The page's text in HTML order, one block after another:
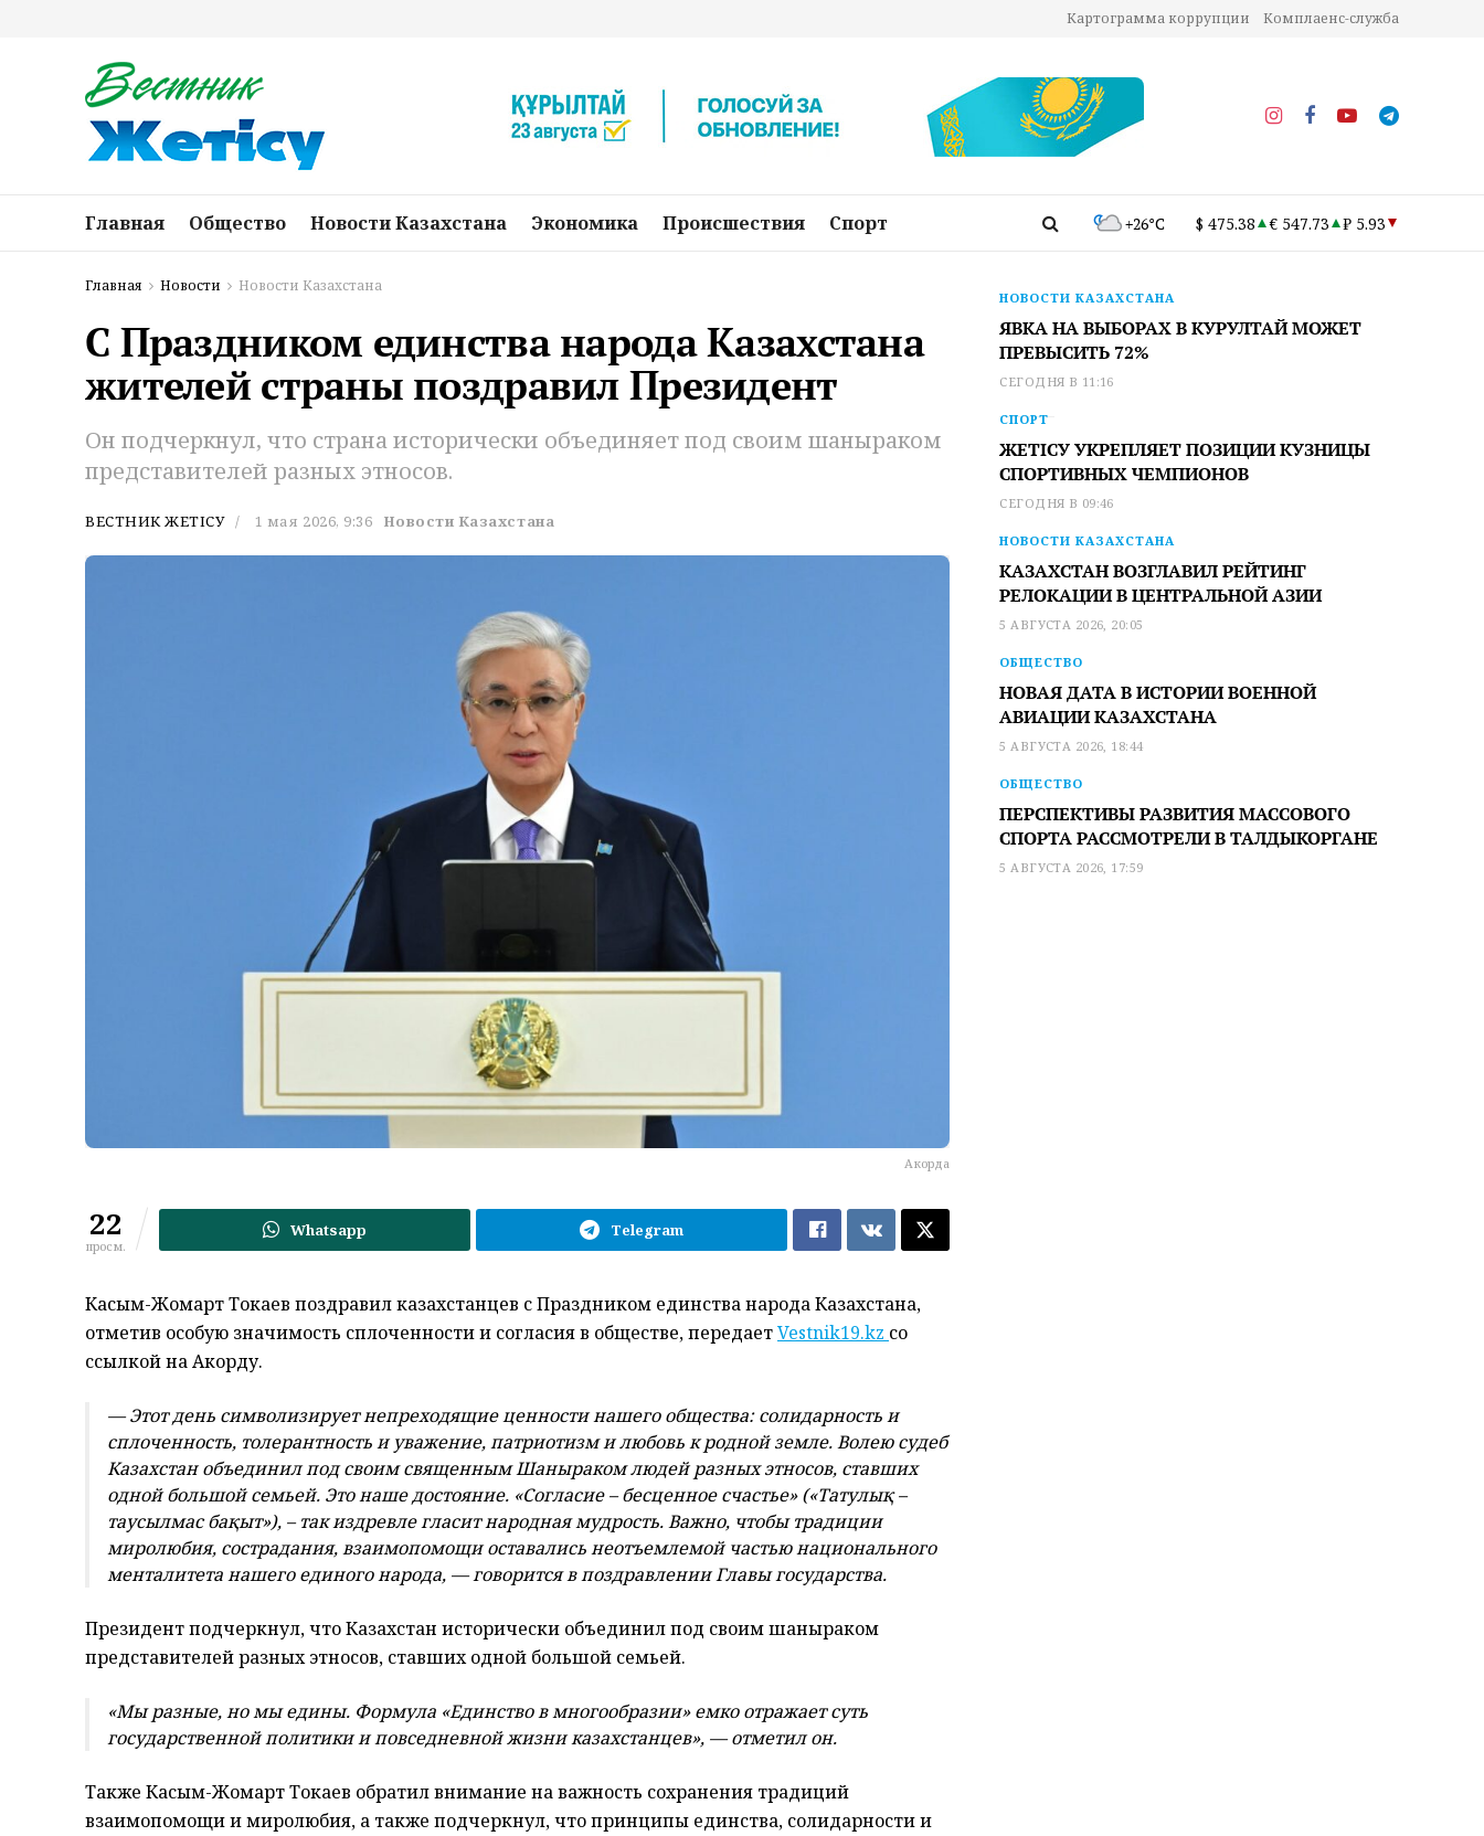
Картограмма коррупции Комплаенс-служба
Главная Общество Новости Казахстана Экономика Происшествия Спорт +26°C $ 475.38 € 547.73 ₽ 5.93
Главная Новости Новости Казахстана
С Праздником единства народа Казахстана
жителей страны поздравил Президент
Он подчеркнул, что страна исторически объединяет под своим шаныраком
представителей разных этносов.
ВЕСТНИК ЖЕТІСУ 1 мая 2026, 9:36 Новости Казахстана
Акорда
22
просм.
Whatsapp Telegram
Касым-Жомарт Токаев поздравил казахстанцев с Праздником единства народа Казахстана,
отметив особую значимость сплоченности и согласия в обществе, передаетVestnik19.kz со
ссылкой на Акорду.
— Этот день символизирует непреходящие ценности нашего общества: солидарность и
сплоченность, толерантность и уважение, патриотизм и любовь к родной земле.Волею судеб
Казахстан объединил под своим священным Шаныраком людей разных этносов, ставших
одной большой семьей. Это наше достояние. «Согласие – бесценное счастье» («Татулық –
таусылмас бақыт»), – так издревле гласит народная мудрость. Важно, чтобы традиции
миролюбия, сострадания, взаимопомощи оставались неотъемлемой частью национального
менталитета нашего единого народа, — говорится в поздравлении Главы государства.
Президент подчеркнул, что Казахстан исторически объединил под своим шаныраком
представителей разных этносов, ставших одной большой семьей.
«Мы разные, но мы едины. Формула «Единство в многообразии» емко отражает суть
государственной политики и повседневной жизни казахстанцев», — отметил он.
Также Касым-Жомарт Токаев обратил внимание на важность сохранения традиций
взаимопомощи и миролюбия, а также подчеркнул, что принципы единства, солидарности и
НОВОСТИ КАЗАХСТАНА
ЯВКА НА ВЫБОРАХ В КУРУЛТАЙ МОЖЕТ
ПРЕВЫСИТЬ 72%
СЕГОДНЯ В 11:16
СПОРТ
ЖЕТІСУ УКРЕПЛЯЕТ ПОЗИЦИИ КУЗНИЦЫ
СПОРТИВНЫХ ЧЕМПИОНОВ
СЕГОДНЯ В 09:46
НОВОСТИ КАЗАХСТАНА
КАЗАХСТАН ВОЗГЛАВИЛ РЕЙТИНГ
РЕЛОКАЦИИ В ЦЕНТРАЛЬНОЙ АЗИИ
5 АВГУСТА 2026, 20:05
ОБЩЕСТВО
НОВАЯ ДАТА В ИСТОРИИ ВОЕННОЙ
АВИАЦИИ КАЗАХСТАНА
5 АВГУСТА 2026, 18:44
ОБЩЕСТВО
ПЕРСПЕКТИВЫ РАЗВИТИЯ МАССОВОГО
СПОРТА РАССМОТРЕЛИ В ТАЛДЫКОРГАНЕ
5 АВГУСТА 2026, 17:59